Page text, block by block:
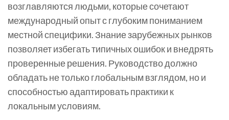
возглавляются людьми, которые сочетают
международный опыт с глубоким пониманием
местной специфики. Знание зарубежных рынков
позволяет избегать типичных ошибок и внедрять
проверенные решения. Руководство должно
обладать не только глобальным взглядом, но и
способностью адаптировать практики к
локальным условиям.